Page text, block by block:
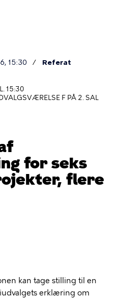
15:30 Referat
15:30
F PÅ 2. SAL
for seks
flere
kan tage stilling til en
erklæring om